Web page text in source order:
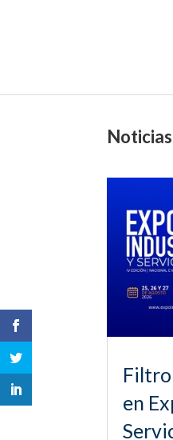
en